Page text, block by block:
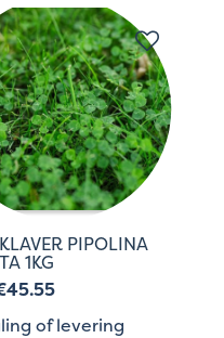
PIPOLINA
1KG
of levering